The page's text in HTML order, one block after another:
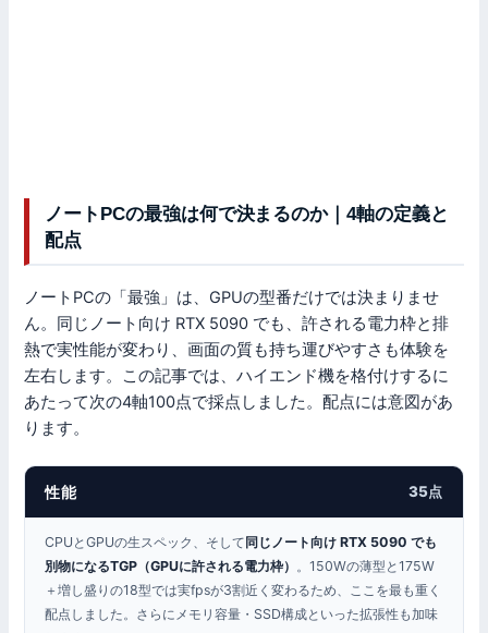
ノートPCの最強は何で決まるのか｜4軸の定義と
配点
ノートPCの「最強」は、GPUの型番だけでは決まりませ
ん。同じノート向け RTX 5090 でも、許される電力枠と排
熱で実性能が変わり、画面の質も持ち運びやすさも体験を
左右します。この記事では、ハイエンド機を格付けするに
あたって次の4軸100点で採点しました。配点には意図があ
ります。
性能 35点
CPUとGPUの生スペック、そして同じノート向け RTX 5090 でも
別物になるTGP（GPUに許される電力枠） 。150Wの薄型と175W
＋増し盛りの18型では実fpsが3割近く変わるため、ここを最も重く
配点しました。さらにメモリ容量・SSD構成といった拡張性も加味